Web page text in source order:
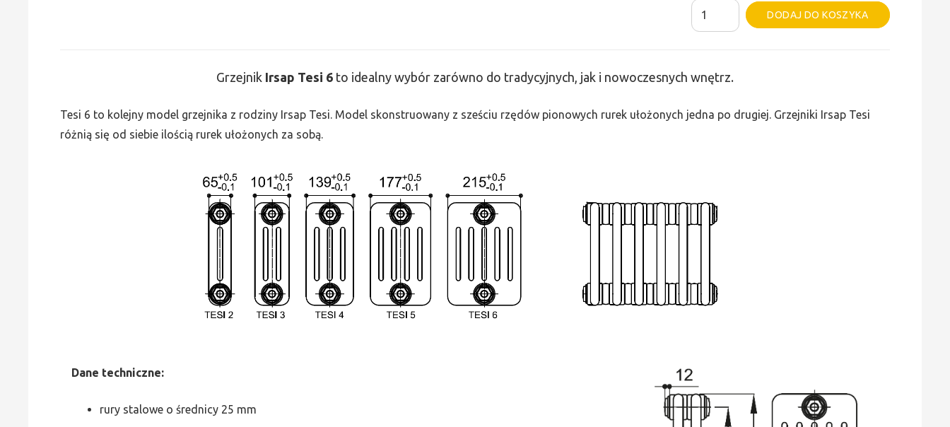
ilość
Grzejnik
moc
1398
DODAJ DO KOSZYKA
Alternative:
Grzejnik Irsap Tesi 6 to idealny wybór zarówno do tradycyjnych, jak i nowoczesnych wnętrz.
Tesi 6 to kolejny model grzejnika z rodziny Irsap Tesi. Model skonstruowany z sześciu rzędów pionowych rurek ułożonych jedna po drugiej. Grzejniki Irsap Tesi
różnią się od siebie ilością rurek ułożonych za sobą.
Dane techniczne:
rury stalowe o średnicy 25 mm